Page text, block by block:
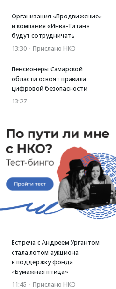
Организация «Продвижение»
и компания «Инва-Титан»
будут сотрудничать
13:30 · Прислано НКО
Пенсионеры Самарской
области освоят правила
цифровой безопасности
13:27
Встреча с Андреем Ургантом
стала лотом аукциона
в поддержку фонда
«Бумажная птица»
11:45 · Прислано НКО